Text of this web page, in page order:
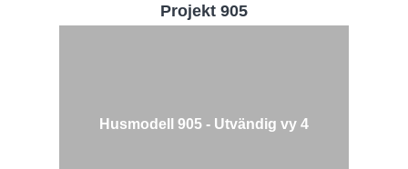
Projekt 905
Husmodell 905 - Utvändig vy 4